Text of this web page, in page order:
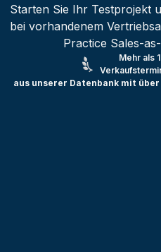
Starten Sie Ihr Testprojekt
bei vorhandenem
Practice Sales-
Mehr als
aus unserer Datenbank mit